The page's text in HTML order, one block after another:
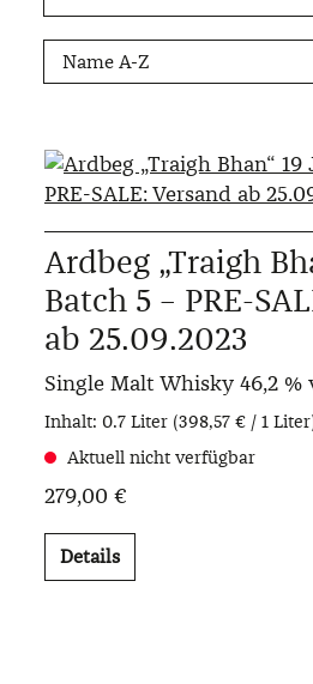
Ardbeg „Traigh
Batch 5 – PRE-
ab 25.09.2023
Single Malt Whisky 46,2 %
Inhalt: 0.7 Liter (398,57 € / 1
Aktuell nicht verfügbar
279,00 €
Details